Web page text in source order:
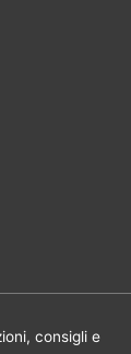
consigli e